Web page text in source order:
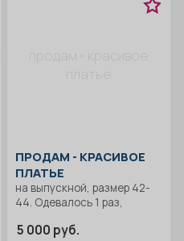
продам - красивое
платье
ПРОДАМ - КРАСИВОЕ
ПЛАТЬЕ
на выпускной, размер 42-
44. Одевалось 1 раз,
Возможен торг.
5 000 руб.